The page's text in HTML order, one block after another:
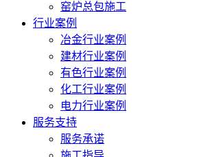
窑炉总包施工
行业案例
冶金行业案例
建材行业案例
有色行业案例
化工行业案例
电力行业案例
服务支持
服务承诺